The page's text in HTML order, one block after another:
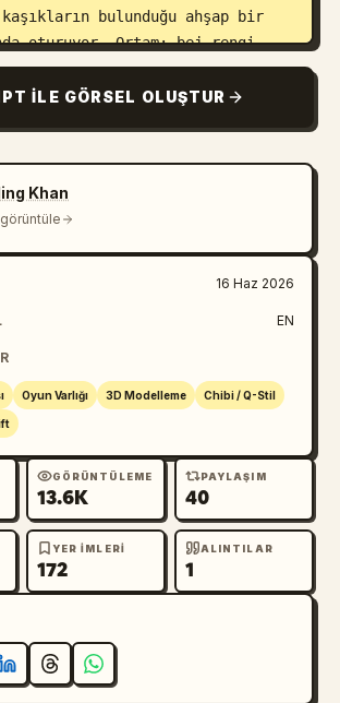
bulunduğu ahşap bir
oturuyor. Ortam; bej rengi
pencereleri, mavi
yemyeşil ağaçları ve hafifçe
koleksiyonluk oyuncak,
figür, tasarımcı oyuncak
gerçekçi 3D render, parlak
oyuncak fotoğrafçılığı, sığ
ışığı, fotogerçekçi
üst düzey ticari ürün
keskin odak, ultra detaylı,
Önden orta çekim, her iki
doğal pozlar, kafe
derinlik ve gerçekçilik,
kalitesi.
Octane Render, Unreal Engine
(ray tracing), küresel
yansımalar, HDR
yüksek detaylı dokular,
ILE GÖRSEL OLUŞTUR
Khan
16 Haz 2026
EN
Oyun Varlığı 3D Modelleme Chibi / Q-Stil
GÖRÜNTÜLEME
13.6K
PAYLAŞIM
40
YER IMLERI
172
ALINTILAR
1